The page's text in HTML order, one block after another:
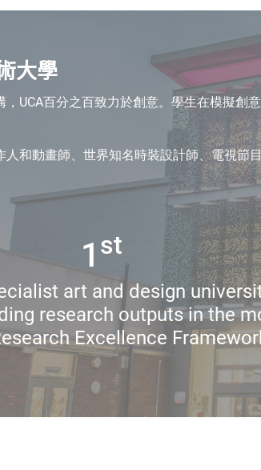
大學
，UCA百分之百致力於創意。學生在模擬創
人和動畫師、世界知名時裝設計師、電視節
1 st
art and design
research outputs in the
Excellence